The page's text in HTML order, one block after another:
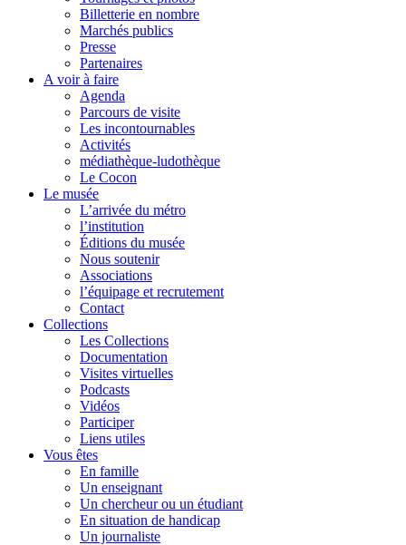
Billetterie en nombre
Marchés publics
Presse
Partenaires
A voir à faire
Agenda
Parcours de visite
Les incontournables
Activités
médiathèque-ludothèque
Le Cocon
Le musée
L’arrivée du métro
l’institution
Éditions du musée
Nous soutenir
Associations
l’équipage et recrutement
Contact
Collections
Les Collections
Documentation
Visites virtuelles
Podcasts
Vidéos
Participer
Liens utiles
Vous êtes
En famille
Un enseignant
Un chercheur ou un étudiant
En situation de handicap
Un journaliste